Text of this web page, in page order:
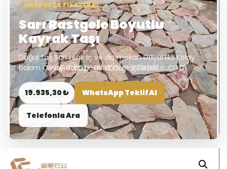
HARPUSTA FIYATLARI
Sarı Rastgele Boyutlu
Kayrak Taşı
Doğal taş Sarı renk İç ve dış mekan Dayanıklı Kolay
bakım Çevre dostu Geri dönüştürülebilir
19.935,30 ₺ WhatsApp Teklif Al
Telefonla Ara